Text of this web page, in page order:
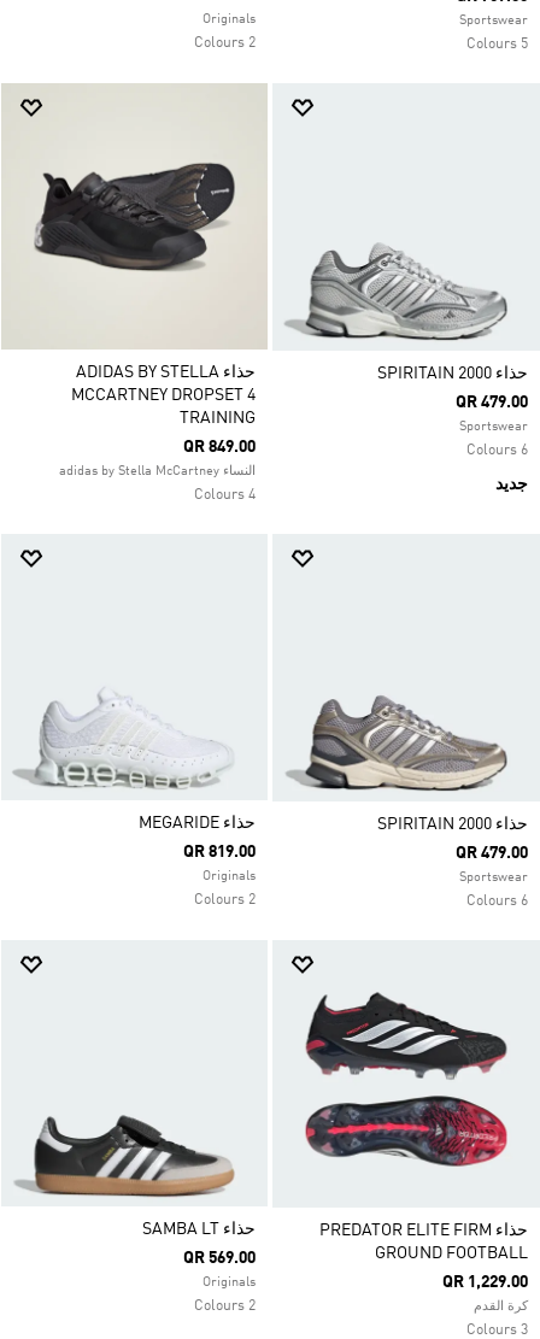
Sportswear
5 Colours
Originals
2 Colours
حذاء SPIRITAIN 2000
QR 479.00
Sportswear
6 Colours
جديد
حذاء ADIDAS BY STELLA
MCCARTNEY DROPSET 4
TRAINING
QR 849.00
النساء adidas by Stella McCartney
4 Colours
حذاء SPIRITAIN 2000
QR 479.00
Sportswear
6 Colours
حذاء MEGARIDE
QR 819.00
Originals
2 Colours
حذاء PREDATOR ELITE FIRM
GROUND FOOTBALL
QR 1,229.00
كرة القدم
3 Colours
حذاء SAMBA LT
QR 569.00
Originals
2 Colours